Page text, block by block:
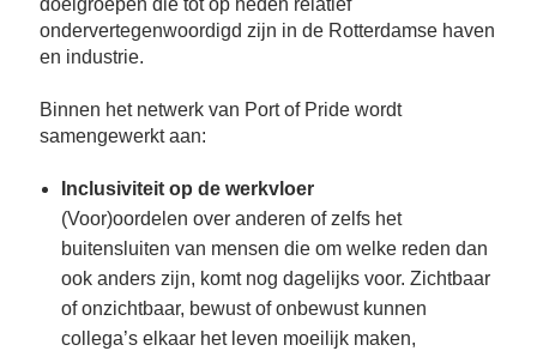
doelgroepen die tot op heden relatief
ondervertegenwoordigd zijn in de Rotterdamse haven
en industrie.
Binnen het netwerk van Port of Pride wordt
samengewerkt aan:
Inclusiviteit op de werkvloer
(Voor)oordelen over anderen of zelfs het
buitensluiten van mensen die om welke reden dan
ook anders zijn, komt nog dagelijks voor. Zichtbaar
of onzichtbaar, bewust of onbewust kunnen
collega’s elkaar het leven moeilijk maken,